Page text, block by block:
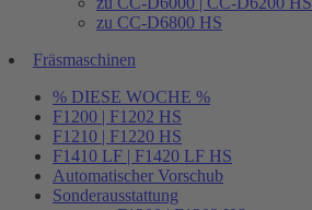
zu CC-D6800 HS
Fräsmaschinen
% DIESE WOCHE %
F1200 | F1202 HS
F1210 | F1220 HS
F1410 LF | F1420 LF HS
Automatischer Vorschub
Sonderausstattung